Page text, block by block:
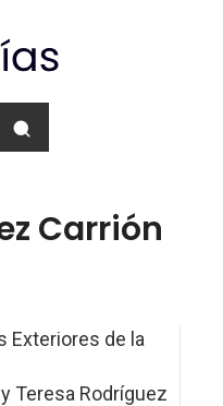
Carrión
Exteriores de la
Teresa Rodríguez